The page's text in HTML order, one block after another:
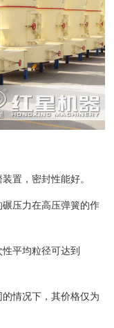
置，密封性能好。
压力在高压弹簧的作
平均粒径可达到
情况下，其价格仅为